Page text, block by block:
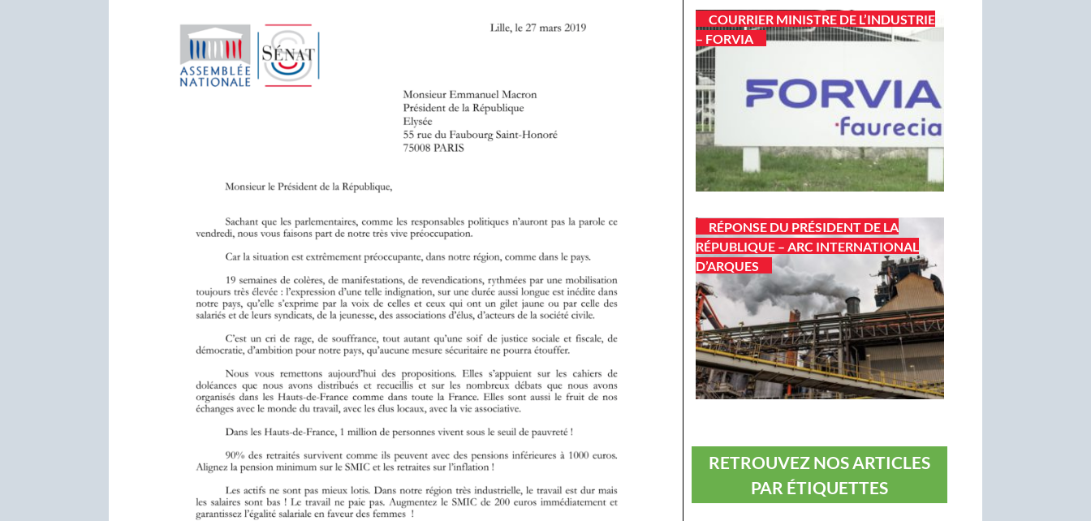
COURRIER MINISTRE DE L’INDUSTRIE
– FORVIA
RÉPONSE DU PRÉSIDENT DE LA
RÉPUBLIQUE – ARC INTERNATIONAL
D’ARQUES
RETROUVEZ NOS ARTICLES
PAR ÉTIQUETTES